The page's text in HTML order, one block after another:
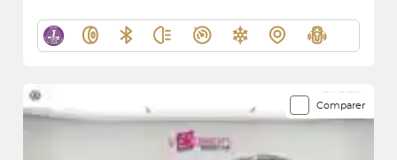
Comparer